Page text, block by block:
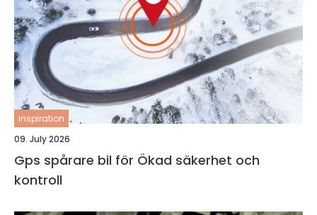
inspiration
09. July 2026
Gps spårare bil för Ökad säkerhet och
kontroll